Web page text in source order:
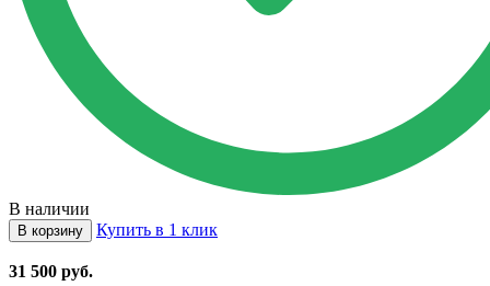
В наличии
В корзину Купить в 1 клик
31 500 руб.